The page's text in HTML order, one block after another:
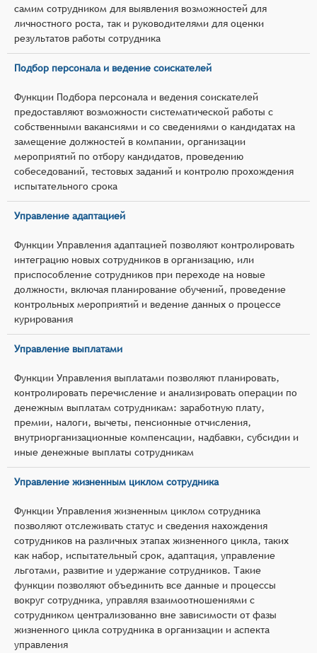
самим сотрудником для выявления возможностей для
личностного роста, так и руководителями для оценки
результатов работы сотрудника
Подбор персонала и ведение соискателей
Функции Подбора персонала и ведения соискателей
предоставляют возможности систематической работы с
собственными вакансиями и со сведениями о кандидатах на
замещение должностей в компании, организации
мероприятий по отбору кандидатов, проведению
собеседований, тестовых заданий и контролю прохождения
испытательного срока
Управление адаптацией
Функции Управления адаптацией позволяют контролировать
интеграцию новых сотрудников в организацию, или
приспособление сотрудников при переходе на новые
должности, включая планирование обучений, проведение
контрольных мероприятий и ведение данных о процессе
курирования
Управление выплатами
Функции Управления выплатами позволяют планировать,
контролировать перечисление и анализировать операции по
денежным выплатам сотрудникам: заработную плату,
премии, налоги, вычеты, пенсионные отчисления,
внутриорганизационные компенсации, надбавки, субсидии и
иные денежные выплаты сотрудникам
Управление жизненным циклом сотрудника
Функции Управления жизненным циклом сотрудника
позволяют отслеживать статус и сведения нахождения
сотрудников на различных этапах жизненного цикла, таких
как набор, испытательный срок, адаптация, управление
льготами, развитие и удержание сотрудников. Такие
функции позволяют объединить все данные и процессы
вокруг сотрудника, управляя взаимоотношениями с
сотрудником централизованно вне зависимости от фазы
жизненного цикла сотрудника в организации и аспекта
управления